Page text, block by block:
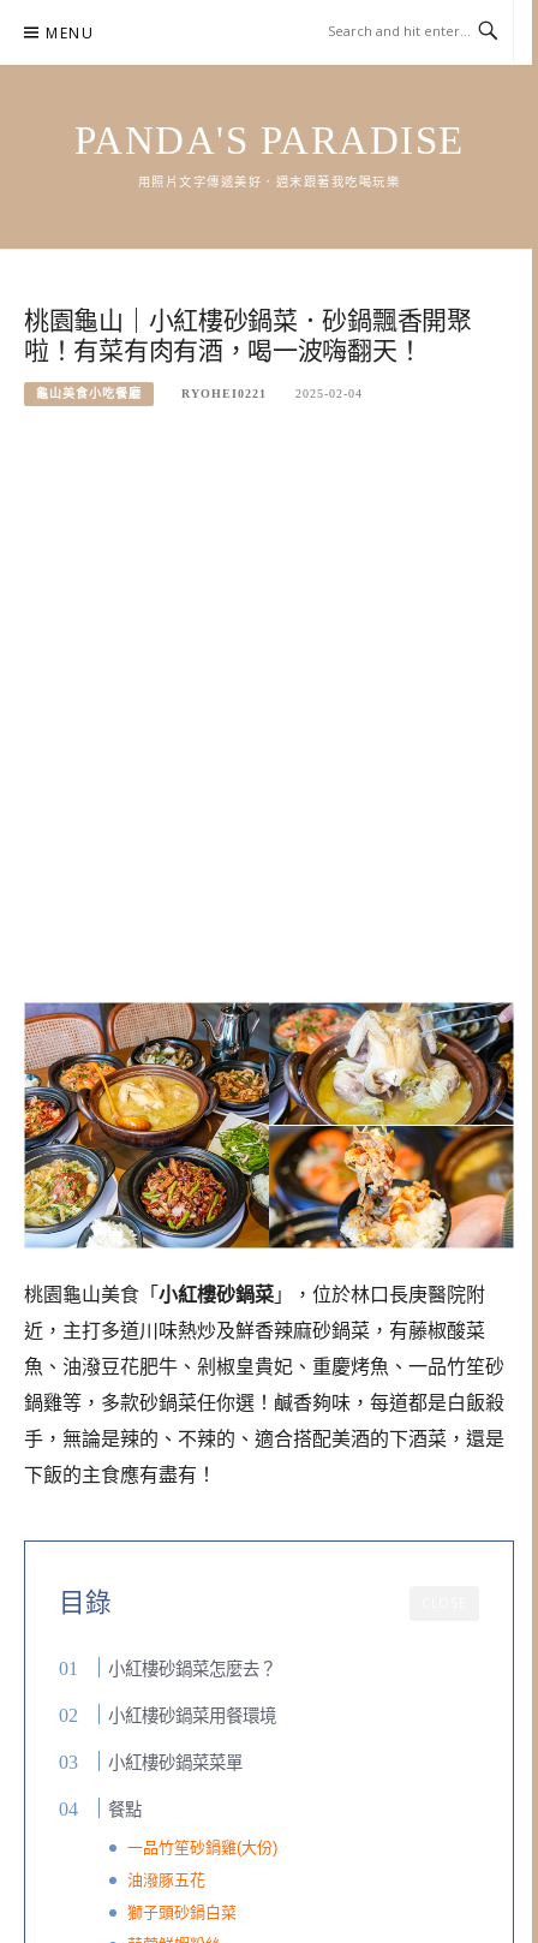
content
MENU
PANDA'S PARADISE
用照片文字傳遞美好．週末跟著我吃喝玩樂
桃園龜山｜小紅樓砂鍋菜．砂鍋飄香開聚
啦！有菜有肉有酒，喝一波嗨翻天！
龜山美食小吃餐廳 RYOHEI0221 2025-02-04
桃園龜山美食「 小紅樓砂鍋菜 」，位於林口長庚醫院附
近，主打多道川味熱炒及鮮香辣麻砂鍋菜，有藤椒酸菜
魚、油潑豆花肥牛、剁椒皇貴妃、重慶烤魚、一品竹笙砂
鍋雞等，多款砂鍋菜任你選！鹹香夠味，每道都是白飯殺
手，無論是辣的、不辣的、適合搭配美酒的下酒菜，還是
下飯的主食應有盡有！
目錄
小紅樓砂鍋菜怎麼去？
小紅樓砂鍋菜用餐環境
小紅樓砂鍋菜菜單
餐點
一品竹笙砂鍋雞(大份)
油潑豚五花
獅子頭砂鍋白菜